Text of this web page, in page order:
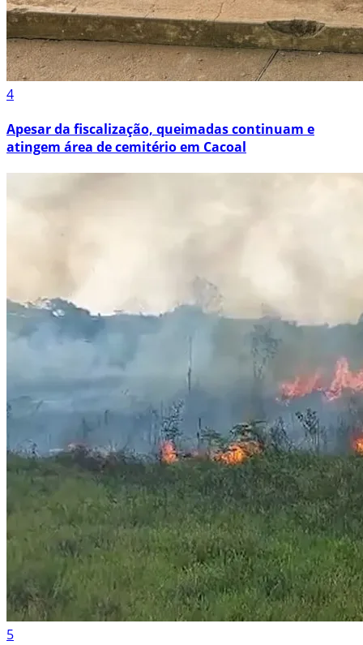
4
Apesar da fiscalização, queimadas continuam e
atingem área de cemitério em Cacoal
5